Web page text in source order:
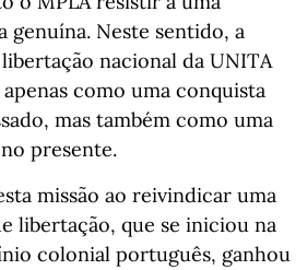
genuína. Neste sentido, a
nacional da UNITA
como uma conquista
mas também como uma
presente.
missão ao reivindicar uma
libertação, que se iniciou na
colonial português, ganhou